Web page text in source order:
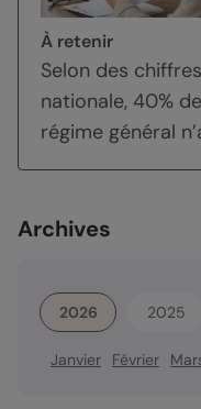
À retenir
Selon des
nationale, 40%
régime général
Archives
2026 2025
Janvier Février